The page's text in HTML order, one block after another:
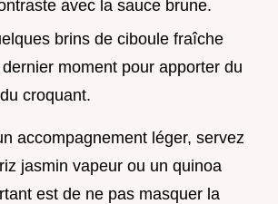
avec la sauce brune.
brins de ciboule fraîche
moment pour apporter du
croquant.
accompagnement léger, servez
jasmin vapeur ou un quinoa
est de ne pas masquer la